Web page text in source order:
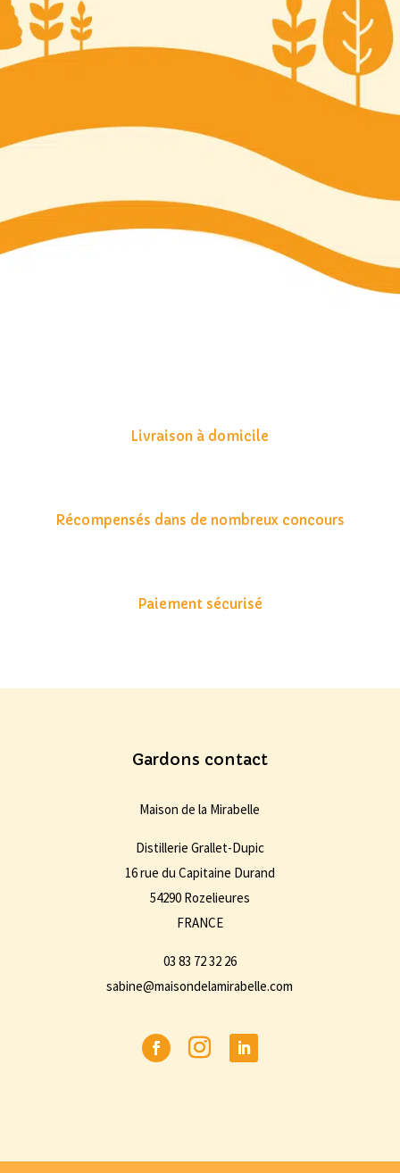
Livraison à domicile
Récompensés dans de nombreux concours
Paiement sécurisé
Gardons contact
Maison de la Mirabelle
Distillerie Grallet-Dupic
16 rue du Capitaine Durand
54290 Rozelieures
FRANCE
03 83 72 32 26
sabine@maisondelamirabelle.com